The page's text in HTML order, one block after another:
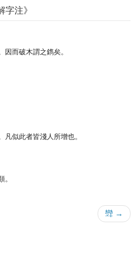
注》
因而破木謂之鐫矣。
凡似此者皆淺人所增也。
。
㪻 →